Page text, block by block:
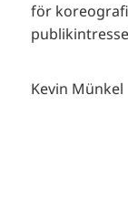
för
Kevin Münkel